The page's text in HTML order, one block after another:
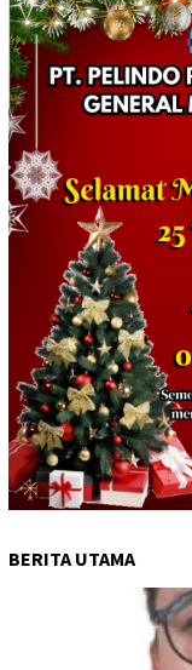
BERITA UTAMA